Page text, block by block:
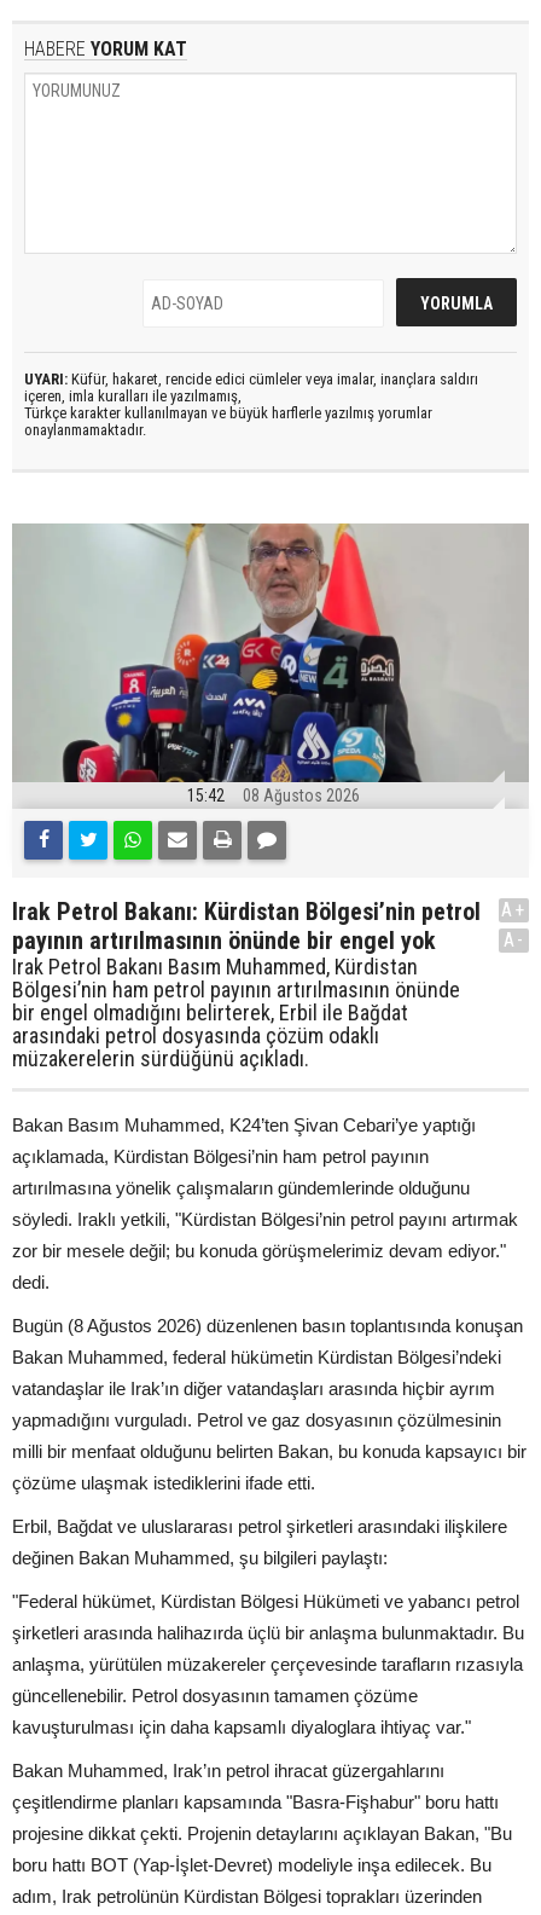
HABERE YORUM KAT
UYARI: Küfür, hakaret, rencide edici cümleler veya imalar, inançlara saldırı
içeren, imla kuralları ile yazılmamış,
Türkçe karakter kullanılmayan ve büyük harflerle yazılmış yorumlar
onaylanmamaktadır.
15:42 08 Ağustos 2026
Irak Petrol Bakanı: Kürdistan Bölgesi’nin petrol
payının artırılmasının önünde bir engel yok
Irak Petrol Bakanı Basım Muhammed, Kürdistan
Bölgesi’nin ham petrol payının artırılmasının önünde
bir engel olmadığını belirterek, Erbil ile Bağdat
arasındaki petrol dosyasında çözüm odaklı
müzakerelerin sürdüğünü açıkladı.
A+
A-
Bakan Basım Muhammed, K24’ten Şivan Cebari’ye yaptığı
açıklamada, Kürdistan Bölgesi’nin ham petrol payının
artırılmasına yönelik çalışmaların gündemlerinde olduğunu
söyledi. Iraklı yetkili, "Kürdistan Bölgesi’nin petrol payını artırmak
zor bir mesele değil; bu konuda görüşmelerimiz devam ediyor."
dedi.
Bugün (8 Ağustos 2026) düzenlenen basın toplantısında konuşan
Bakan Muhammed, federal hükümetin Kürdistan Bölgesi’ndeki
vatandaşlar ile Irak’ın diğer vatandaşları arasında hiçbir ayrım
yapmadığını vurguladı. Petrol ve gaz dosyasının çözülmesinin
milli bir menfaat olduğunu belirten Bakan, bu konuda kapsayıcı bir
çözüme ulaşmak istediklerini ifade etti.
Erbil, Bağdat ve uluslararası petrol şirketleri arasındaki ilişkilere
değinen Bakan Muhammed, şu bilgileri paylaştı:
"Federal hükümet, Kürdistan Bölgesi Hükümeti ve yabancı petrol
şirketleri arasında halihazırda üçlü bir anlaşma bulunmaktadır. Bu
anlaşma, yürütülen müzakereler çerçevesinde tarafların rızasıyla
güncellenebilir. Petrol dosyasının tamamen çözüme
kavuşturulması için daha kapsamlı diyaloglara ihtiyaç var."
Bakan Muhammed, Irak’ın petrol ihracat güzergahlarını
çeşitlendirme planları kapsamında "Basra-Fişhabur" boru hattı
projesine dikkat çekti. Projenin detaylarını açıklayan Bakan, "Bu
boru hattı BOT (Yap-İşlet-Devret) modeliyle inşa edilecek. Bu
adım, Irak petrolünün Kürdistan Bölgesi toprakları üzerinden